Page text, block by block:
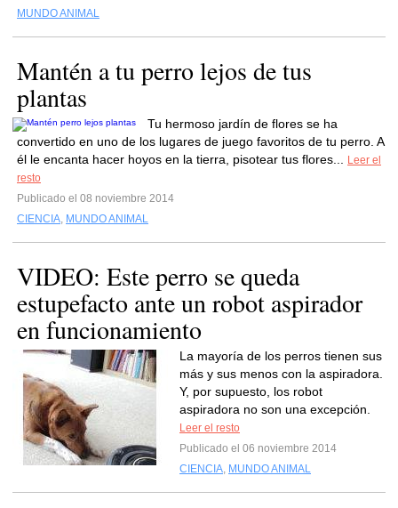
MUNDO ANIMAL
Mantén a tu perro lejos de tus
plantas
Tu hermoso jardín de flores se ha
convertido en uno de los lugares de juego favoritos de tu perro. A
él le encanta hacer hoyos en la tierra, pisotear tus flores...
Leer el
resto
Publicado el 08 noviembre 2014
CIENCIA, MUNDO ANIMAL
VIDEO: Este perro se queda
estupefacto ante un robot aspirador
en funcionamiento
La mayoría de los perros tienen sus
más y sus menos con la aspiradora.
Y, por supuesto, los robot
aspiradora no son una excepción.
Leer el resto
Publicado el 06 noviembre 2014
CIENCIA, MUNDO ANIMAL